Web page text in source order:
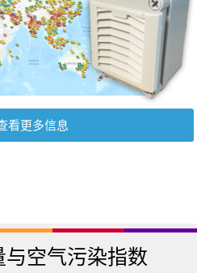
看更多信息
空气污染指数